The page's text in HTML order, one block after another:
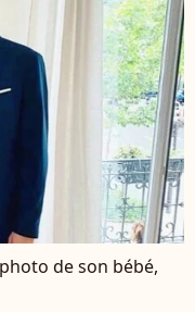
de son bébé,